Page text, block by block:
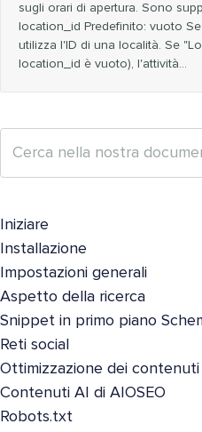
sugli orari di apertura. Sono
location_id Predefinito: vuoto
utilizza l'ID di una località. Se
location_id è vuoto), l'attività...
Iniziare
Installazione
Impostazioni generali
Aspetto della ricerca
Snippet in primo piano
Reti social
Ottimizzazione dei contenuti
Contenuti AI di AIOSEO
Robots.txt